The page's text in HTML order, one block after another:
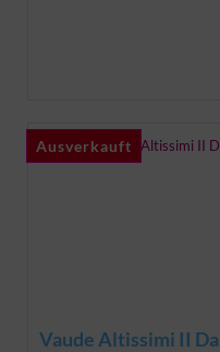
Vaude Altissimi II
Ausverkauft
Ausverkauft